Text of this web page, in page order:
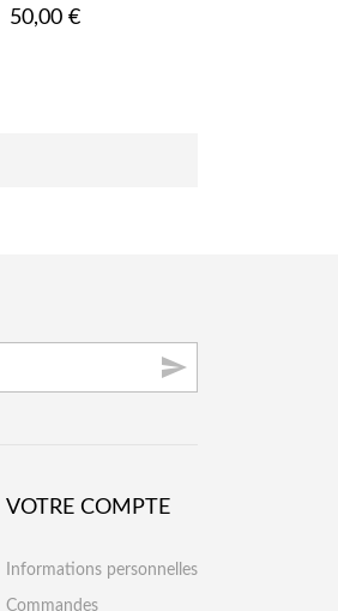
Prix
50,00 €

VOTRE COMPTE
Informations personnelles
Commandes